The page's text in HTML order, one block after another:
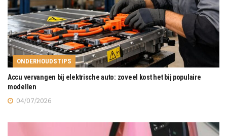
ONDERHOUDSTIPS
Accu vervangen bij elektrische auto: zoveel kost het bij populaire
modellen
04/07/2026